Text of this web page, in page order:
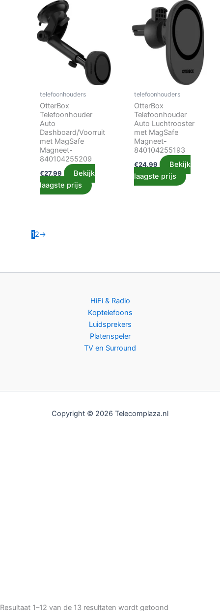
Resultaat 1–12 van de 13 resultaten wordt getoond
telefoonhouders
OtterBox
Telefoonhouder
Auto
Dashboard/Voorruit
met MagSafe
Magneet-
840104255209
€27.99
Bekijk
laagste prijs
telefoonhouders
OtterBox
Telefoonhouder
Auto Luchtrooster
met MagSafe
Magneet-
840104255193
€24.99
Bekijk
laagste prijs
12→
HiFi & Radio
Koptelefoons
Luidsprekers
Platenspeler
TV en Surround
Copyright © 2026 Telecomplaza.nl